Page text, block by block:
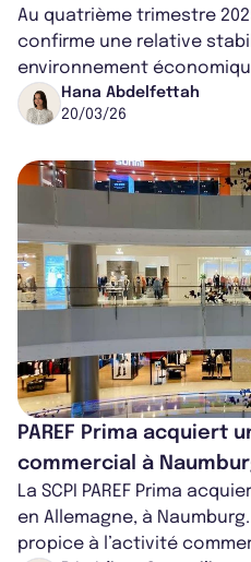
Au quatrième trimestre
confirme une relative
environnement
Portée par un marché
repris...
Hana Abdelfettah
20/03/26
PAREF Prima acquiert
commercial à
La SCPI PAREF Prima
en Allemagne, à
propice à l’activité